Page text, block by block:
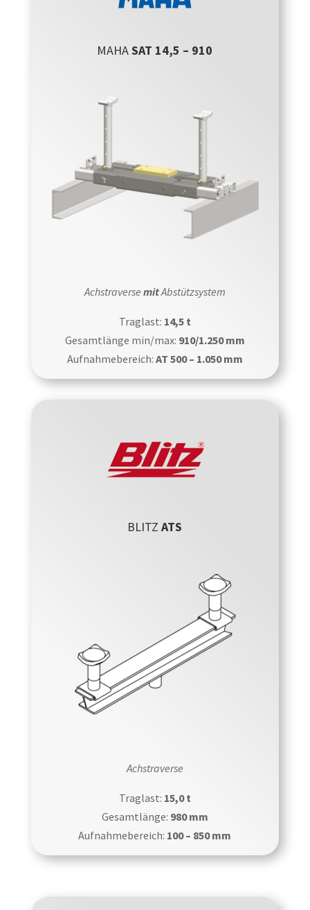
MAHASAT 14,5 – 910
Achstraverse mitAbstützsystem
Traglast: 14,5 t
Gesamtlänge min/max: 910/1.250 mm
Aufnahmebereich: AT 500 – 1.050 mm
BLITZATS
Achstraverse
Traglast: 15,0 t
Gesamtlänge: 980 mm
Aufnahmebereich: 100 – 850 mm